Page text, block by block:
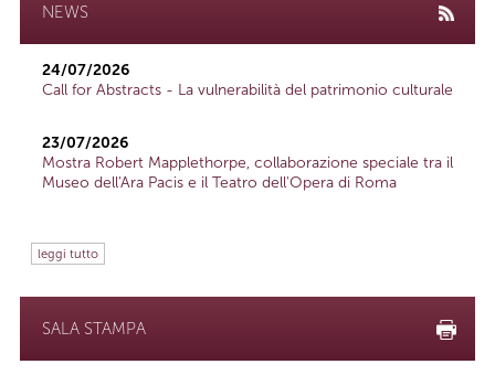
NEWS
24/07/2026
Call for Abstracts - La vulnerabilità del patrimonio culturale
23/07/2026
Mostra Robert Mapplethorpe, collaborazione speciale tra il
Museo dell'Ara Pacis e il Teatro dell'Opera di Roma
leggi tutto
SALA STAMPA